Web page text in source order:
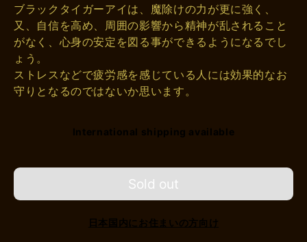
ブラックタイガーアイは、魔除けの力が更に強く、
又、自信を高め、周囲の影響から精神が乱されること
がなく、心身の安定を図る事ができるようになるでし
ょう。
ストレスなどで疲労感を感じている人には効果的なお
守りとなるのではないか思います。
International shipping available
Sold out
日本国内にお住まいの方向け